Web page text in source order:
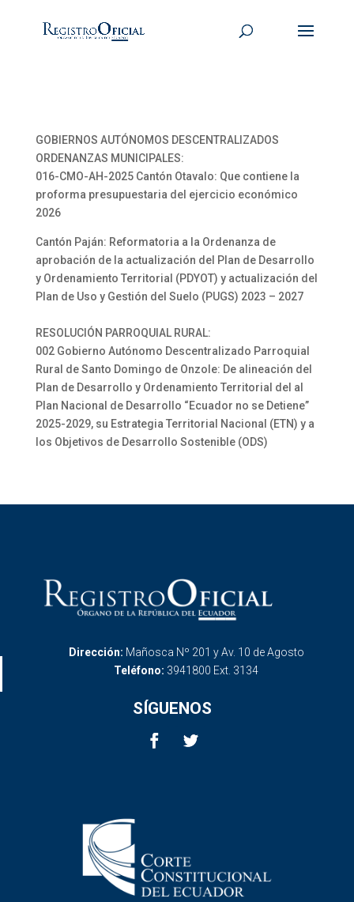
GOBIERNOS AUTÓNOMOS DESCENTRALIZADOS
ORDENANZAS MUNICIPALES:
016-CMO-AH-2025 Cantón Otavalo: Que contiene la
proforma presupuestaria del ejercicio económico
2026
Cantón Paján: Reformatoria a la Ordenanza de
aprobación de la actualización del Plan de Desarrollo
y Ordenamiento Territorial (PDYOT) y actualización del
Plan de Uso y Gestión del Suelo (PUGS) 2023 – 2027
RESOLUCIÓN PARROQUIAL RURAL:
002 Gobierno Autónomo Descentralizado Parroquial
Rural de Santo Domingo de Onzole: De alineación del
Plan de Desarrollo y Ordenamiento Territorial del al
Plan Nacional de Desarrollo “Ecuador no se Detiene”
2025-2029, su Estrategia Territorial Nacional (ETN) y a
los Objetivos de Desarrollo Sostenible (ODS)
Dirección: Mañosca Nº 201 y Av. 10 de Agosto
Teléfono: 3941800 Ext. 3134
SÍGUENOS